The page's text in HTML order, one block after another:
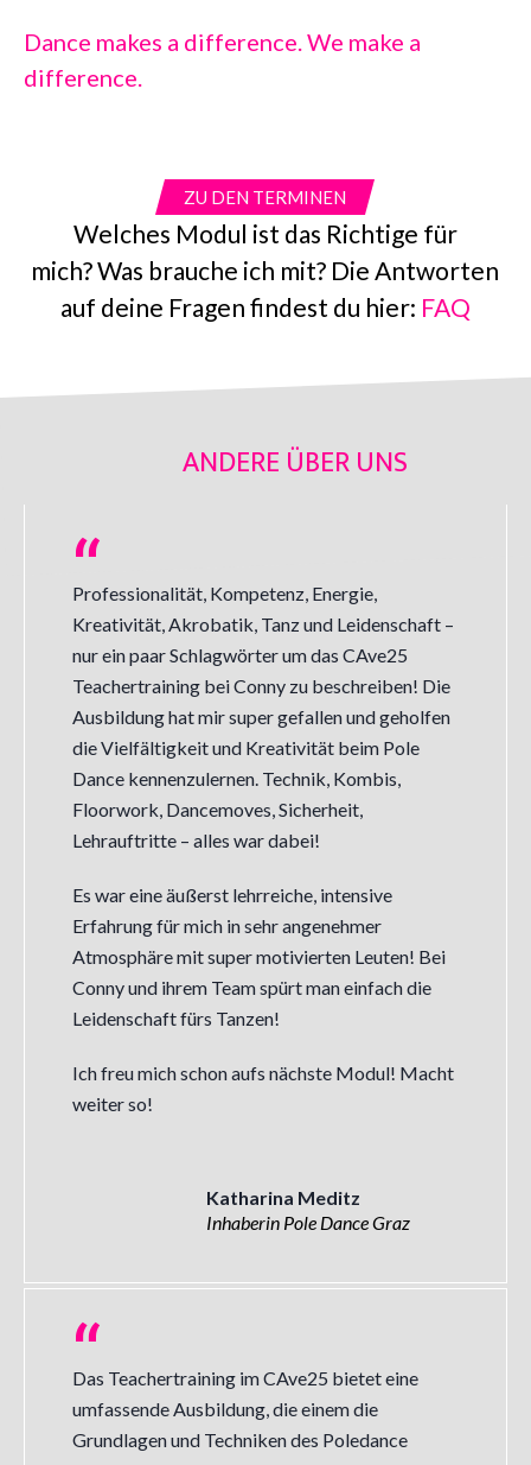
Dance makes a difference. We make a
difference.
ZU DEN TERMINEN
Welches Modul ist das Richtige für
mich? Was brauche ich mit? Die Antworten
auf deine Fragen findest du hier: FAQ
ANDERE ÜBER UNS
Professionalität, Kompetenz, Energie,
Kreativität, Akrobatik, Tanz und Leidenschaft –
nur ein paar Schlagwörter um das CAve25
Teachertraining bei Conny zu beschreiben! Die
Ausbildung hat mir super gefallen und geholfen
die Vielfältigkeit und Kreativität beim Pole
Dance kennenzulernen. Technik, Kombis,
Floorwork, Dancemoves, Sicherheit,
Lehrauftritte – alles war dabei!
Es war eine äußerst lehrreiche, intensive
Erfahrung für mich in sehr angenehmer
Atmosphäre mit super motivierten Leuten! Bei
Conny und ihrem Team spürt man einfach die
Leidenschaft fürs Tanzen!
Ich freu mich schon aufs nächste Modul! Macht
weiter so!
Katharina Meditz
Inhaberin Pole Dance Graz
Das Teachertraining im CAve25 bietet eine
umfassende Ausbildung, die einem die
Grundlagen und Techniken des Poledance